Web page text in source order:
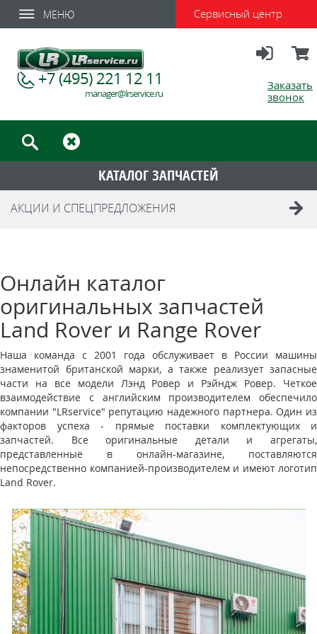
МЕНЮ Сервисный центр
Заказать
звонок
+7 (495) 221 12 11
manager@lrservice.ru
КАТАЛОГ ЗАПЧАСТЕЙ
АКЦИИ И СПЕЦПРЕДЛОЖЕНИЯ
Онлайн каталог
оригинальных запчастей
Land Rover и Range Rover
Наша команда с 2001 года обслуживает в России машины
знаменитой британской марки, а также реализует запасные
части на все модели Лэнд Ровер и Рэйндж Ровер. Четкое
взаимодействие с английским производителем обеспечило
компании "LRservice" репутацию надежного партнера. Один из
факторов успеха - прямые поставки комплектующих и
запчастей. Все оригинальные детали и агрегаты,
представленные в онлайн-магазине, поставляются
непосредственно компанией-производителем и имеют логотип
Land Rover.